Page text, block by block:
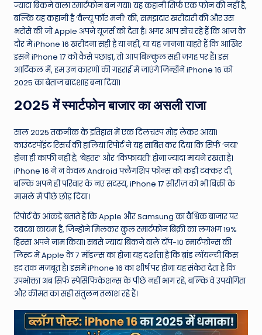
u
n
d
T
h
e
W
o
rl
d
ज्यादा बिकने वाला स्मार्टफोन बन गया। यह कहानी सिर्फ एक फोन की नहीं है,
बल्कि यह कहानी है ‘वैल्यू फॉर मनी’ की, समझदार खरीदारी की और उस
भरोसे की जो Apple अपने यूजर्स को देता है। अगर आप सोच रहे हैं कि आज के
दौर में iPhone 16 खरीदना सही है या नहीं, या यह जानना चाहते हैं कि आखिर
इसने iPhone 17 को कैसे पछाड़ा, तो आप बिल्कुल सही जगह पर हैं। इस
आर्टिकल में, हम उन कारणों की गहराई में जाएंगे जिन्होंने iPhone 16 को
2025 का बेताज बादशाह बना दिया।
2025 में स्मार्टफोन बाजार का असली राजा
साल 2025 तकनीक के इतिहास में एक दिलचस्प मोड़ लेकर आया।
काउंटरपॉइंट रिसर्च की हालिया रिपोर्ट ने यह साबित कर दिया कि सिर्फ ‘नया’
होना ही काफी नहीं है; ‘बेहतर’ और ‘किफायती’ होना ज्यादा मायने रखता है।
iPhone 16 ने न केवल Android फ्लैगशिप फोन्स को कड़ी टक्कर दी,
बल्कि अपने ही परिवार के नए सदस्य, iPhone 17 सीरीज़ को भी बिक्री के
मामले में पीछे छोड़ दिया।
रिपोर्ट के आंकड़े बताते हैं कि Apple और Samsung का वैश्विक बाजार पर
दबदबा कायम है, जिन्होंने मिलकर कुल स्मार्टफोन बिक्री का लगभग 19%
हिस्सा अपने नाम किया। सबसे ज्यादा बिकने वाले टॉप-10 स्मार्टफोन्स की
लिस्ट में Apple के 7 मॉडल्स का होना यह दर्शाता है कि ब्रांड लॉयल्टी किस
हद तक मजबूत है। इसमें iPhone 16 का शीर्ष पर होना यह संकेत देता है कि
उपभोक्ता अब सिर्फ स्पेसिफिकेशन्स के पीछे नहीं भाग रहे, बल्कि वे उपयोगिता
और कीमत का सही संतुलन तलाश रहे हैं।